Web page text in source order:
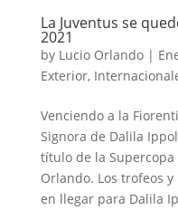
La Juventus se
2021
by Lucio Orlando|
Exterior,
Venciendo a la
Signora de Dalila
título de la Supercopa
Orlando. Los trofeos
en llegar para Dalila